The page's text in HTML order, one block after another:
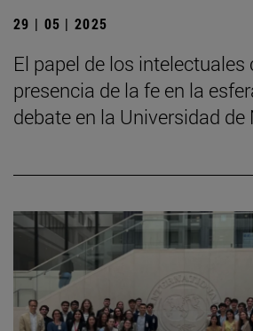
29 | 05 | 2025
El papel de los
presencia de la fe en la
debate en la Universidad de